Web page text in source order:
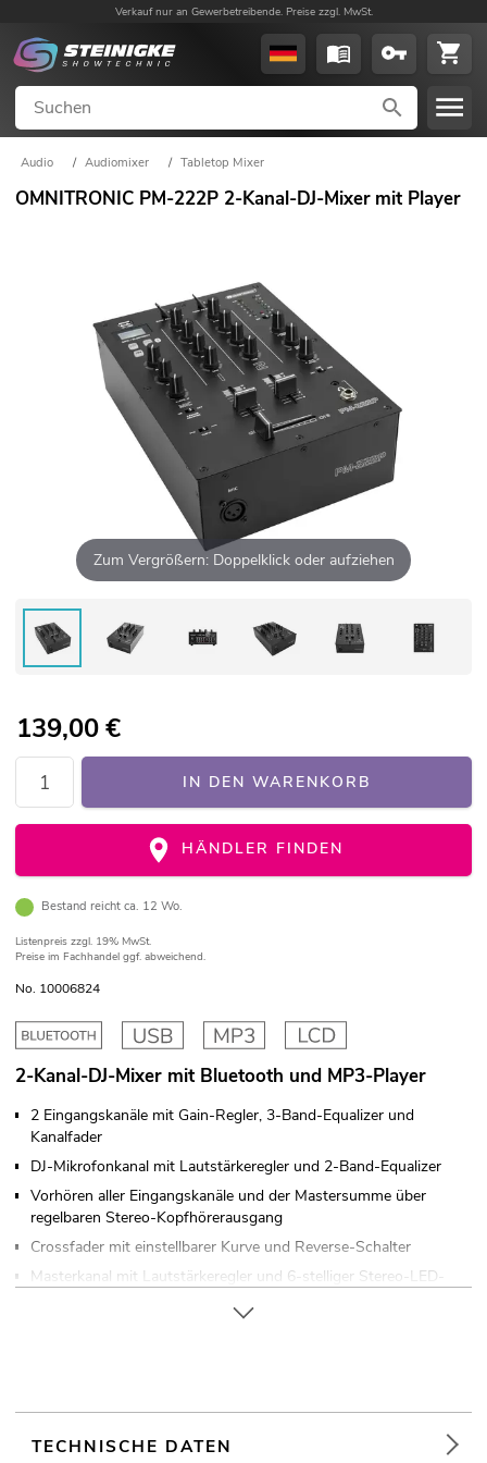
Verkauf nur an Gewerbetreibende. Preise zzgl. MwSt.
Audio / Audiomixer / Tabletop Mixer
OMNITRONIC PM-222P 2-Kanal-DJ-Mixer mit Player
Zum Vergrößern: Doppelklick oder aufziehen
139,00€
IN DEN WARENKORB
HÄNDLER FINDEN
Bestand reicht ca. 12 Wo.
Listenpreis zzgl. 19% MwSt.
Preise im Fachhandel ggf. abweichend.
No. 10006824
2-Kanal-DJ-Mixer mit Bluetooth und MP3-Player
2 Eingangskanäle mit Gain-Regler, 3-Band-Equalizer und
Kanalfader
DJ-Mikrofonkanal mit Lautstärkeregler und 2-Band-Equalizer
Vorhören aller Eingangskanäle und der Mastersumme über
regelbaren Stereo-Kopfhörerausgang
Crossfader mit einstellbarer Kurve und Reverse-Schalter
Masterkanal mit Lautstärkeregler und 6-stelliger Stereo-LED-
LCD Display
Tischpultgehäuse
TECHNISCHE DATEN